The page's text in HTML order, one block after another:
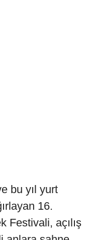
bu yıl yurt
16.
Festivali, açılış